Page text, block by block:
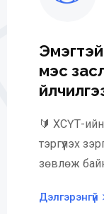
мэс
🔰‍ ХСҮТ-
тэргүүлэх
зөвлөж
Дэлгэрэнгүй